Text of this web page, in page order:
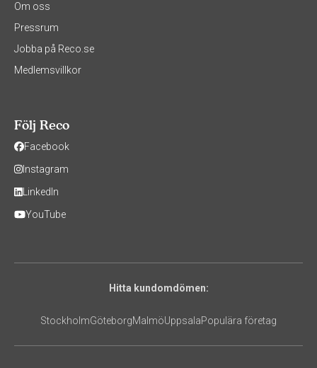
Om oss
Pressrum
Jobba på Reco.se
Medlemsvillkor
Följ Reco
Facebook
Instagram
LinkedIn
YouTube
Hitta kundomdömen:
StockholmGöteborgMalmöUppsalaPopulära företag